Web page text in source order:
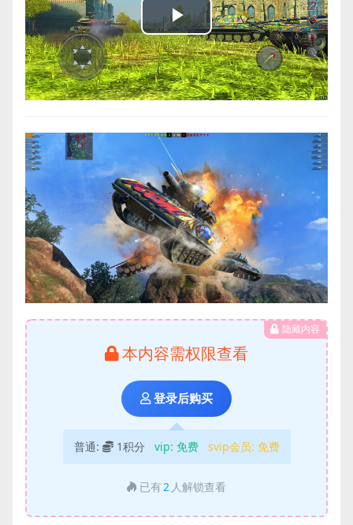
Play
Video
隐藏内容
本内容需权限查看
登录后购买
普通: 1积分 vip: 免费 svip会员: 免费
已有 2 人解锁查看